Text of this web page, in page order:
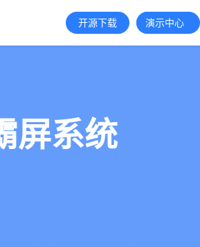
开源下载 演示中心
屏系统